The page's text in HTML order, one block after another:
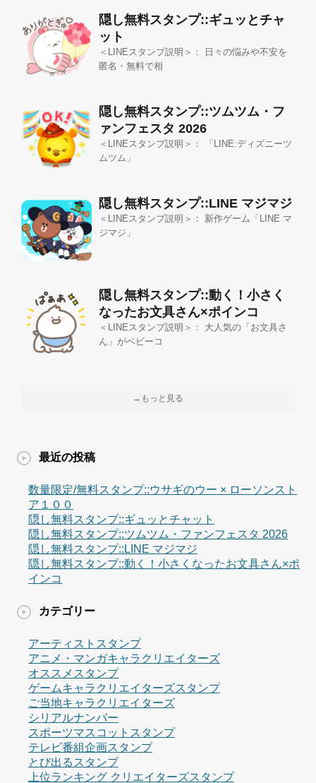
隠し無料スタンプ::ギュッとチャ
ット
＜LINEスタンプ説明＞： 日々の悩みや不安を
匿名・無料で相
隠し無料スタンプ::ツムツム・フ
ァンフェスタ 2026
＜LINEスタンプ説明＞： 「LINE:ディズニーツ
ムツム」
隠し無料スタンプ::LINE マジマジ
＜LINEスタンプ説明＞： 新作ゲーム「LINE マ
ジマジ」
隠し無料スタンプ::動く！小さく
なったお文具さん×ポインコ
＜LINEスタンプ説明＞： 大人気の「お文具さ
ん」がベビーコ
→もっと見る
最近の投稿
数量限定/無料スタンプ::ウサギのウー × ローソンスト
ア１００
隠し無料スタンプ::ギュッとチャット
隠し無料スタンプ::ツムツム・ファンフェスタ 2026
隠し無料スタンプ::LINE マジマジ
隠し無料スタンプ::動く！小さくなったお文具さん×ポ
インコ
カテゴリー
アーティストスタンプ
アニメ・マンガキャラクリエイターズ
オススメスタンプ
ゲームキャラクリエイターズスタンプ
ご当地キャラクリエイターズ
シリアルナンバー
スポーツマスコットスタンプ
テレビ番組企画スタンプ
とび出るスタンプ
上位ランキング クリエイターズスタンプ